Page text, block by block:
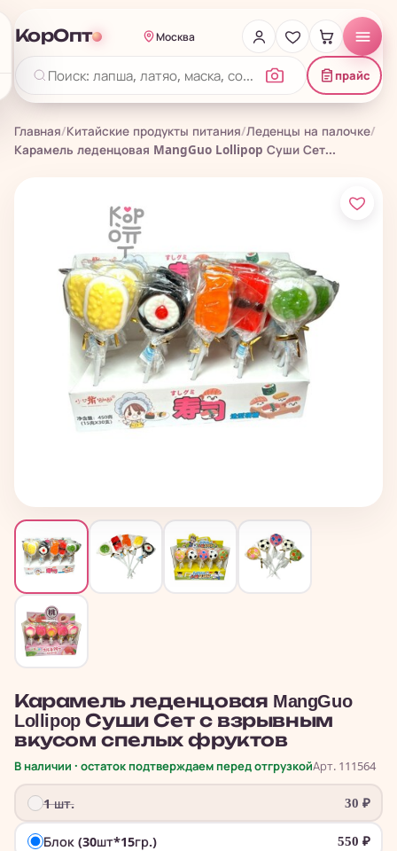
КорОпт Москва
прайс
Главная/Китайские продукты питания/Леденцы на палочке/
Карамель леденцовая MangGuo Lollipop Суши Сет...
Карамель леденцовая MangGuo
Lollipop Суши Сет с взрывным
вкусом спелых фруктов
В наличии · остаток подтверждаем перед отгрузкойАрт. 111564
1 шт. 30 ₽
Блок (30шт*15гр.) 550 ₽